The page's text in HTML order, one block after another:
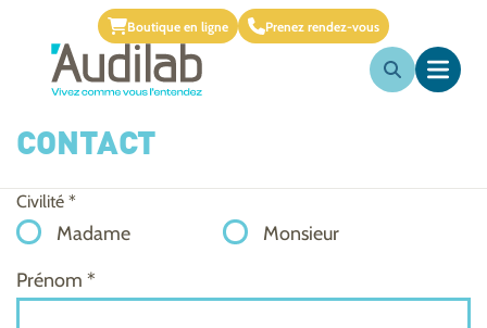
Boutique en ligne Prenez rendez-vous
CONTACT
Civilité *
Madame
Monsieur
Prénom *